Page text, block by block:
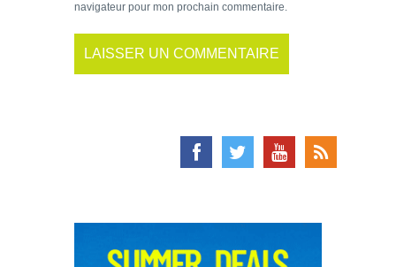
navigateur pour mon prochain commentaire.